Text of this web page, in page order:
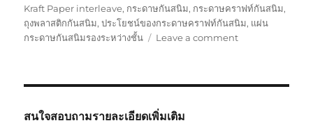
on
Kraft Paper interleave, กระดาษกันสนิม, กระดาษคราฟท์กันสนิม,
ถุงพลาสติกกันสนิม,ประโยชน์ของกระดาษคราฟท์กันสนิม, แผ่น
กระดาษกันสนิมรองระหว่างชั้น
Leave a commenton
สนใจสอบถามรายละเอียดเพิ่มเติม